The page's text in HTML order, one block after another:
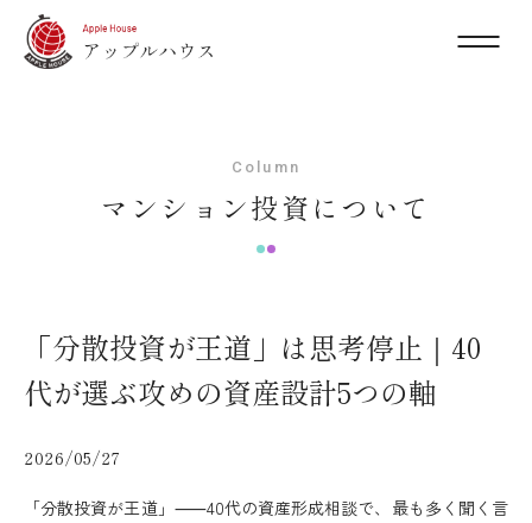
Column
マンション投資について
「分散投資が王道」は思考停止｜40
代が選ぶ攻めの資産設計5つの軸
2026/05/27
「分散投資が王道」⸺40代の資産形成相談で、最も多く聞く言